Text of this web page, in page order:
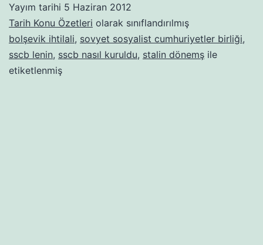
Yayım tarihi 5 Haziran 2012
Tarih Konu Özetleri olarak sınıflandırılmış
bolşevik ihtilali, sovyet sosyalist cumhuriyetler birliği,
sscb lenin, sscb nasıl kuruldu, stalin dönemş ile
etiketlenmiş